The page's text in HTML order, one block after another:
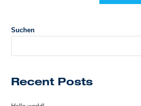
Suchen
Recent Posts